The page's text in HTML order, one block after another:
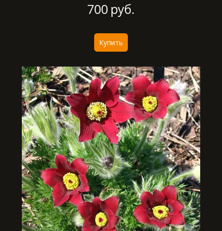
700 руб.
Купить